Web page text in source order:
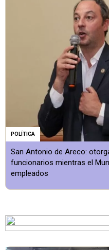
POLÍTICA
San Antonio de Areco:
funcionarios mientras el
empleados